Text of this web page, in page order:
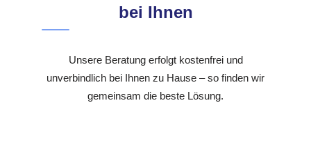
bei Ihnen
Unsere Beratung erfolgt kostenfrei und
unverbindlich bei Ihnen zu Hause – so finden wir
gemeinsam die beste Lösung.